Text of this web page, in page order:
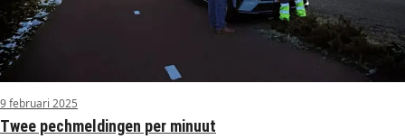
9 februari 2025
Twee pechmeldingen per minuut